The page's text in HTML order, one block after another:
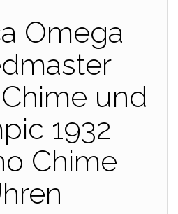
Omega
und
1932
Chime